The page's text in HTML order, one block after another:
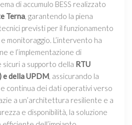
di accumulo BESS realizzato
Terna, garantendo la piena
previsti per il funzionamento
monitoraggio. L’intervento ha
e l’implementazione di
a supporto della RTU
e della UPDM, assicurando la
continua dei dati operativi verso
a un’architettura resiliente e a
e disponibilità, la soluzione